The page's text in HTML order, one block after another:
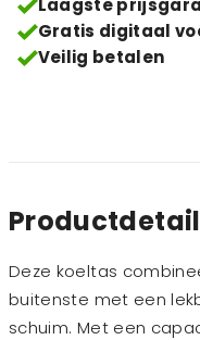
Laagste
Gratis digitaal
Veilig betalen
Deze koeltas
buitenste met een
schuim. Met een